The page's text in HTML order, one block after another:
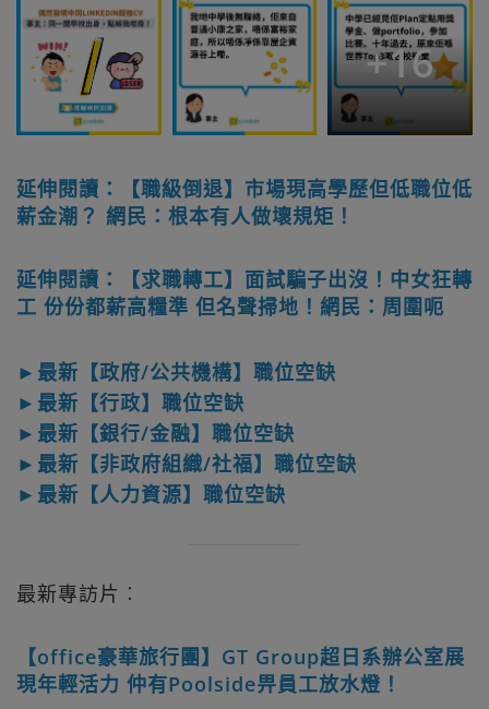
+16
延伸閱讀：【職級倒退】市場現高學歷但低職位低
薪金潮？ 網民：根本有人做壞規矩！
延伸閱讀：【求職轉工】面試騙子出沒！中女狂轉
工 份份都薪高糧準 但名聲掃地！網民：周圍呃
►最新【政府/公共機構】職位空缺
►最新【行政】職位空缺
►最新【銀行/金融】職位空缺
►最新【非政府組織/社福】職位空缺
►最新【人力資源】職位空缺
最新專訪片︰
【office豪華旅行團】GT Group超日系辦公室展
現年輕活力 仲有Poolside畀員工放水燈！